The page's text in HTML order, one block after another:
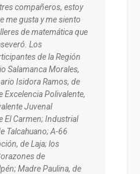
compañeros, estoy
me gusta y me siento
de matemática que
Los
de la Región
Salamanca Morales,
Isidora Ramos, de
Excelencia Polivalente,
Juvenal
El Carmen; Industrial
Talcahuano; A-66
de Laja; los
de
Madre Paulina, de